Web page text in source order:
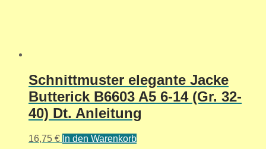
Schnittmuster elegante Jacke
Butterick B6603 A5 6-14 (Gr. 32-
40) Dt. Anleitung
16,75 € In den Warenkorb